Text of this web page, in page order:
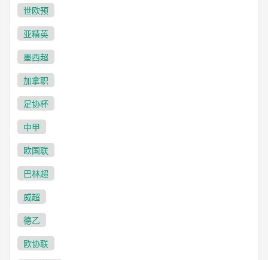
世欧预
亚精英
墨西超
加拿职
足协杯
中甲
欧国联
巴林超
威超
德乙
欧协联